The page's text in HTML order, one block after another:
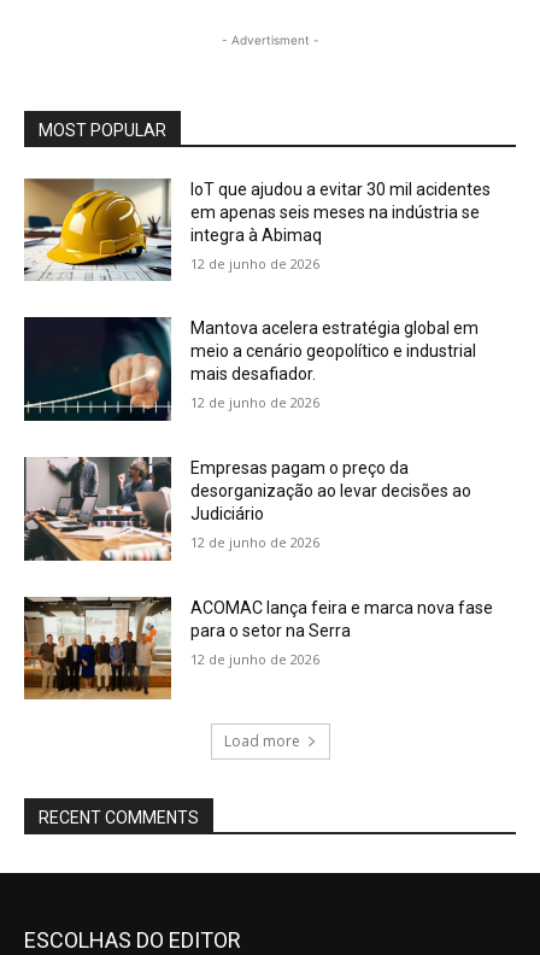
- Advertisment -
MOST POPULAR
IoT que ajudou a evitar 30 mil acidentes
em apenas seis meses na indústria se
integra à Abimaq
12 de junho de 2026
Mantova acelera estratégia global em
meio a cenário geopolítico e industrial
mais desafiador.
12 de junho de 2026
Empresas pagam o preço da
desorganização ao levar decisões ao
Judiciário
12 de junho de 2026
ACOMAC lança feira e marca nova fase
para o setor na Serra
12 de junho de 2026
Load more
RECENT COMMENTS
ESCOLHAS DO EDITOR